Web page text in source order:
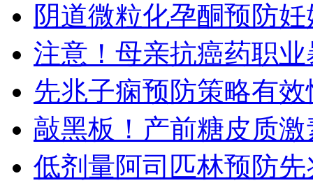
阴道微粒化孕酮预防
注意！母亲抗癌药职
先兆子痫预防策略有
敲黑板！产前糖皮质
低剂量阿司匹林预防